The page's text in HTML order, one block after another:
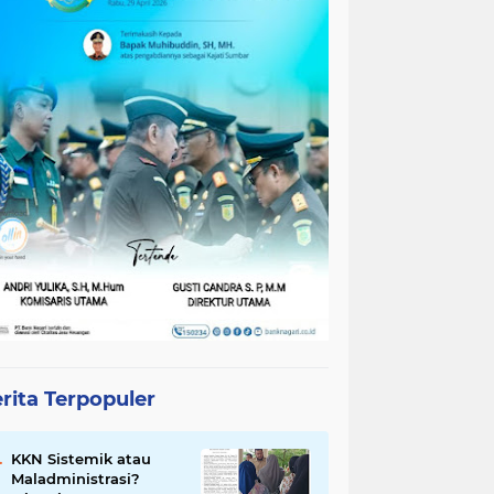
Terpopuler
KKN Sistemik atau
Maladministrasi?